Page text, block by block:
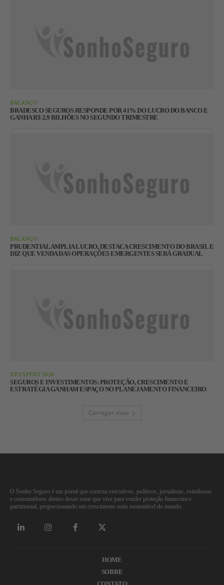
BALANÇO
BRADESCO SEGUROS RESPONDE POR 41% DO LUCRO DO BANCO E
GANHA R$ 2,9 BILHÕES NO SEGUNDO TRIMESTRE
BALANÇO
PRUDENTIAL AMPLIA LUCRO, DESTACA CRESCIMENTO DO BRASIL E
DIZ QUE VENDA DAS OPERAÇÕES EMERGENTES SERÁ GRADUAL
XP EXPERT 2026
SEGUROS E INVESTIMENTOS: PROTEÇÃO, CRESCIMENTO E
ESTRATÉGIA GANHAM ESPAÇO NO PLANEJAMENTO FINANCEIRO
Carregar mais
O Sonho Seguro é um portal que conecta executivos, políticos, jornalistas, estudiosos
e consumidores dentro desse setor que vive para vender proteção financeira e
patrimonial, proporcionando um crescimento mais sustentável do mundo.
HOME
SOBRE